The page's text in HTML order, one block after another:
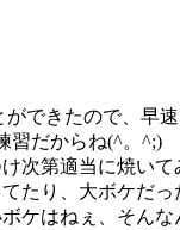
ができたので、早速
習だからね(^。^;)
次第適当に焼いて
たり、大ボケだっ
ケはねぇ、そんな